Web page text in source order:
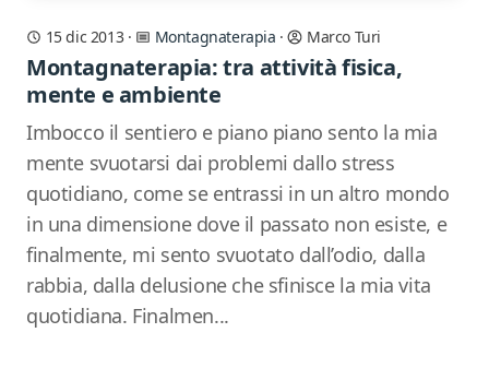
15 dic 2013· Montagnaterapia · Marco Turi
Montagnaterapia: tra attività fisica,
mente e ambiente
Imbocco il sentiero e piano piano sento la mia
mente svuotarsi dai problemi dallo stress
quotidiano, come se entrassi in un altro mondo
in una dimensione dove il passato non esiste, e
finalmente, mi sento svuotato dall’odio, dalla
rabbia, dalla delusione che sfinisce la mia vita
quotidiana. Finalmen...